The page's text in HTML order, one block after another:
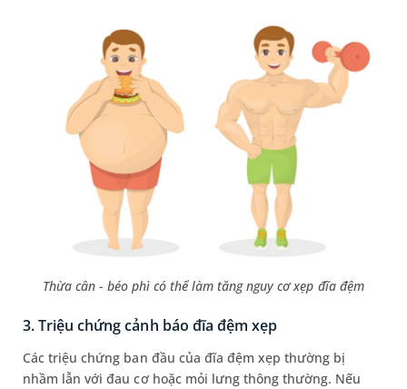
Thừa cân - béo phì có thể làm tăng nguy cơ xẹp đĩa đệm
3. Triệu chứng cảnh báo đĩa đệm xẹp
Các triệu chứng ban đầu của đĩa đệm xẹp thường bị
nhầm lẫn với đau cơ hoặc mỏi lưng thông thường. Nếu